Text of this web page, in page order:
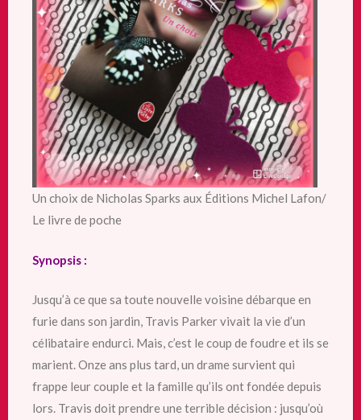
Un choix de Nicholas Sparks aux Éditions Michel Lafon/
Le livre de poche
Synopsis :
Jusqu’à ce que sa toute nouvelle voisine débarque en
furie dans son jardin, Travis Parker vivait la vie d’un
célibataire endurci. Mais, c’est le coup de foudre et ils se
marient. Onze ans plus tard, un drame survient qui
frappe leur couple et la famille qu’ils ont fondée depuis
lors. Travis doit prendre une terrible décision : jusqu’où